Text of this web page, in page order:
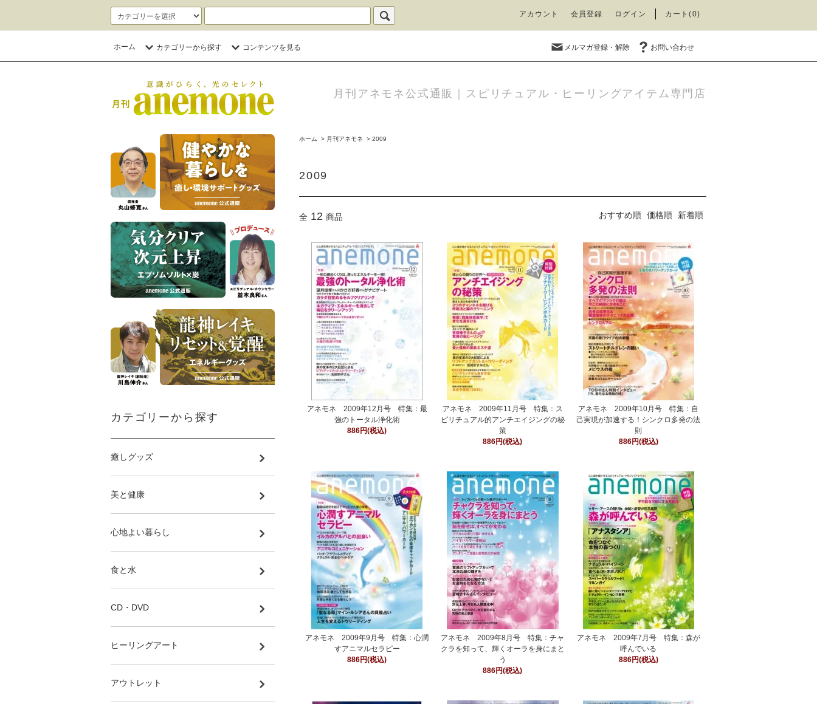
アカウント 会員登録 ログイン カート(0)
ホーム カテゴリーから探す コンテンツを見る メルマガ登録・解除 お問い合わせ
月刊アネモネ公式通販｜スピリチュアル・ヒーリングアイテム専門店
ホーム > 月刊アネモネ > 2009
2009
全 12 商品 おすすめ順 価格順 新着順
アネモネ 2009年12月号 特集：最
強のトータル浄化術
886円(税込)
アネモネ 2009年11月号 特集：ス
ピリチュアル的アンチエイジングの秘
策
886円(税込)
アネモネ 2009年10月号 特集：自
己実現が加速する！シンクロ多発の法
則
886円(税込)
アネモネ 2009年9月号 特集：心潤
すアニマルセラピー
886円(税込)
アネモネ 2009年8月号 特集：チャ
クラを知って、輝くオーラを身にまと
う
886円(税込)
アネモネ 2009年7月号 特集：森が
呼んでいる
886円(税込)
カテゴリーから探す
癒しグッズ
美と健康
心地よい暮らし
食と水
CD・DVD
ヒーリングアート
アウトレット